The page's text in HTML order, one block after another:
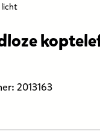
licht
2013163